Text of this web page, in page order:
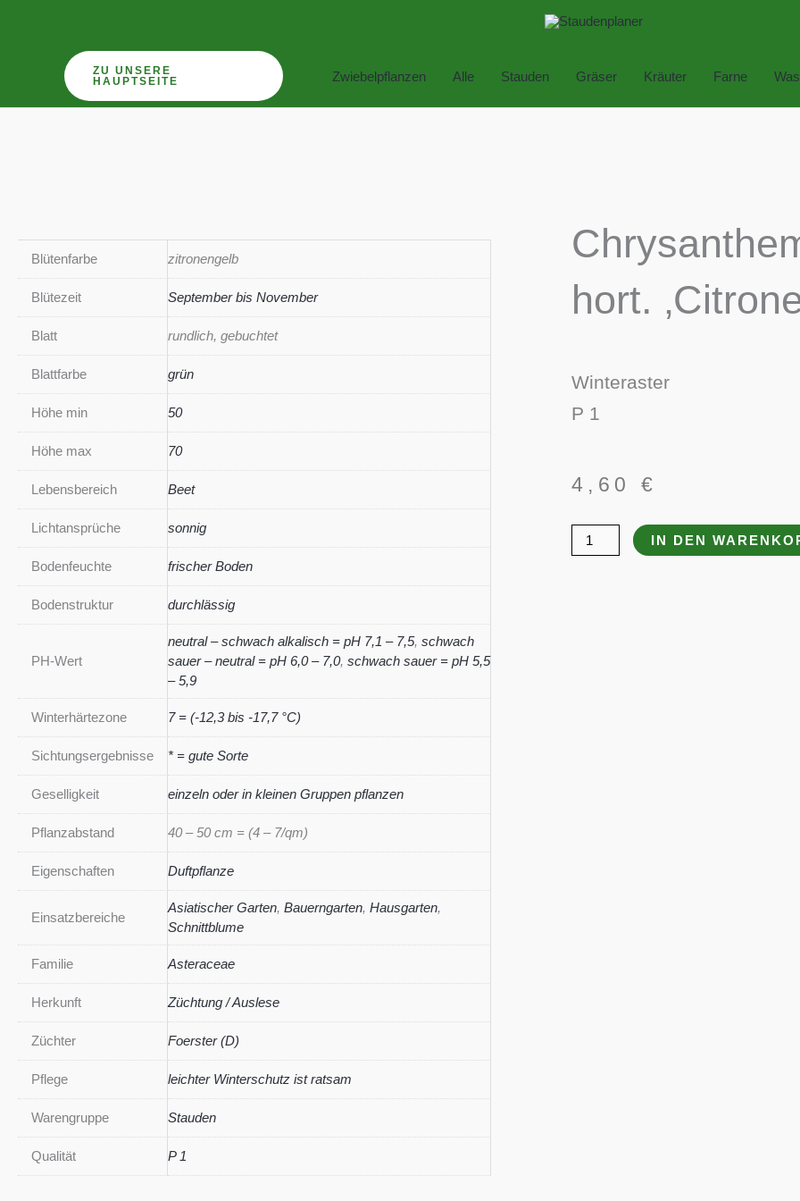
ZU UNSERE
HAUPTSEITE
Zwiebelpflanzen Alle Stauden Gräser Kräuter Farne
Blütenfarbe zitronengelb
Blütezeit September bis November
Blatt rundlich, gebuchtet
Blattfarbe grün
Höhe min 50
Höhe max 70
Lebensbereich Beet
Lichtansprüche sonnig
Bodenfeuchte frischer Boden
Bodenstruktur durchlässig
PH-Wert
neutral – schwach alkalisch = pH 7,1 – 7,5, schwach
sauer – neutral = pH 6,0 – 7,0, schwach sauer = pH 5,5
– 5,9
Winterhärtezone 7 = (-12,3 bis -17,7 °C)
Sichtungsergebnisse * = gute Sorte
Geselligkeit einzeln oder in kleinen Gruppen pflanzen
Pflanzabstand 40 – 50 cm = (4 – 7/qm)
Eigenschaften Duftpflanze
Einsatzbereiche
Asiatischer Garten, Bauerngarten, Hausgarten,
Schnittblume
Familie Asteraceae
Herkunft Züchtung / Auslese
Züchter Foerster (D)
Pflege leichter Winterschutz ist ratsam
Warengruppe Stauden
Qualität P 1
hort.
Winteraster
P 1
4,60 €
Chrysanthemum
x
IN DEN